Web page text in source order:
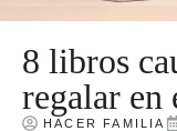
8 libros
regalar en
HACER FAMILIA